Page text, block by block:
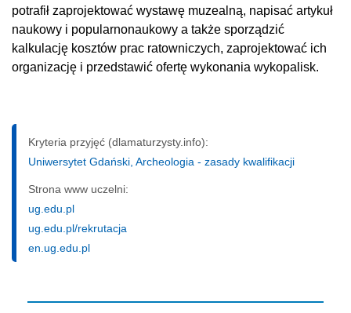
potrafił zaprojektować wystawę muzealną, napisać artykuł
naukowy i popularnonaukowy a także sporządzić
kalkulację kosztów prac ratowniczych, zaprojektować ich
organizację i przedstawić ofertę wykonania wykopalisk.
Kryteria przyjęć (dlamaturzysty.info):
Uniwersytet Gdański, Archeologia - zasady kwalifikacji
Strona www uczelni:
ug.edu.pl
ug.edu.pl/rekrutacja
en.ug.edu.pl